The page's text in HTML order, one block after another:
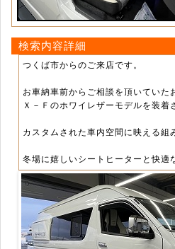
検索内容詳細
つくば市からのご来店です。
お車納車前からご相談を頂いてい
Ｘ－Ｆのホワイレザーモデルを装着
カスタムされた車内空間に映える組
冬場に嬉しいシートヒーターと快適